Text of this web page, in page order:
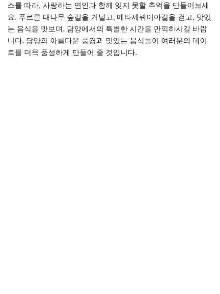
스를 따라, 사랑하는 연인과 함께 잊지 못할 추억을 만들어보세
요. 푸르른 대나무 숲길을 거닐고, 메타세쿼이아길을 걷고, 맛있
는 음식을 맛보며, 담양에서의 특별한 시간을 만끽하시길 바랍
니다. 담양의 아름다운 풍경과 맛있는 음식들이 여러분의 데이
트를 더욱 풍성하게 만들어 줄 것입니다.